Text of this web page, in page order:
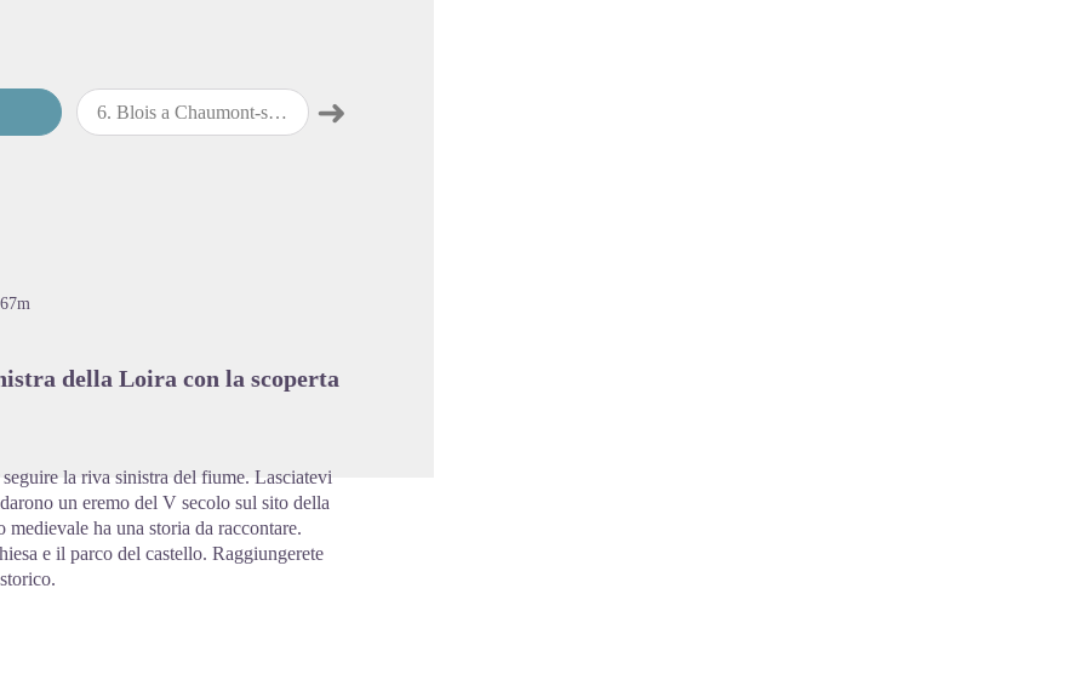
6.Blois a Chaumont-sur-Loire ➜Passo successivo
della Loira con la scoperta
la riva sinistra del fiume. Lasciatevi
un eremo del V secolo sul sito della
ha una storia da raccontare.
e il parco del castello. Raggiungerete